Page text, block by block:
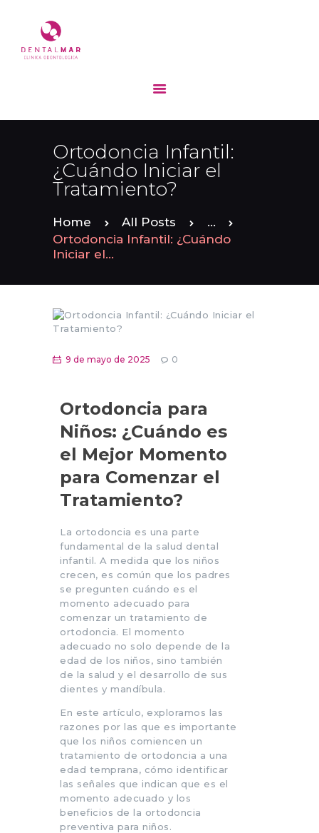
Ortodoncia Infantil:
¿Cuándo Iniciar el
Tratamiento?
Home All Posts
...
Ortodoncia Infantil: ¿Cuándo
Iniciar el...
DENTALMAR
CONTACTO
BLOG
9 de mayo de 2025 0
Ortodoncia para
Niños: ¿Cuándo es
el Mejor Momento
para Comenzar el
Tratamiento?
La ortodoncia es una parte
fundamental de la salud dental
infantil. A medida que los niños
crecen, es común que los padres
se pregunten cuándo es el
momento adecuado para
comenzar un tratamiento de
ortodoncia. El momento
adecuado no solo depende de la
edad de los niños, sino también
de la salud y el desarrollo de sus
dientes y mandíbula.
En este artículo, exploramos las
razones por las que es importante
que los niños comiencen un
tratamiento de ortodoncia a una
edad temprana, cómo identificar
las señales que indican que es el
momento adecuado y los
beneficios de la ortodoncia
preventiva para niños.